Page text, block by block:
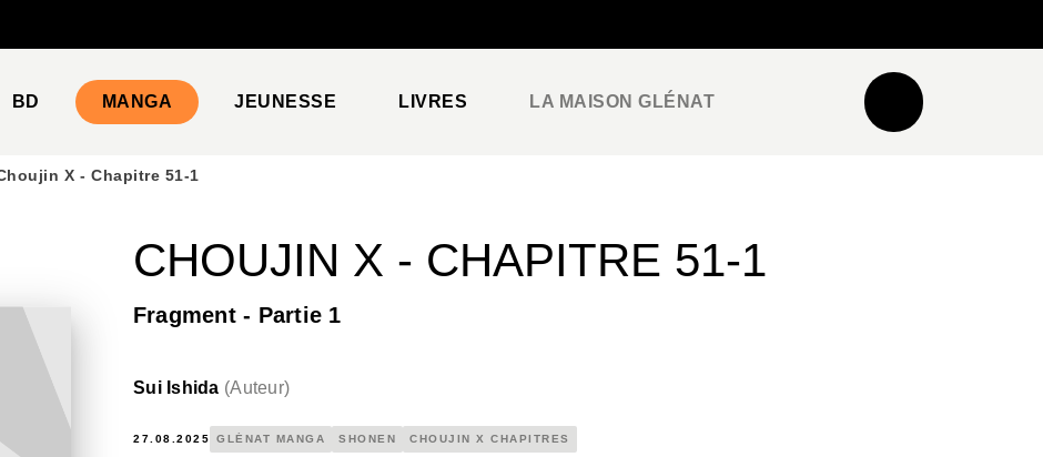
BD MANGA JEUNESSE LIVRES LA MAISON GLÉNAT
X - Chapitre 51-1
CHOUJIN X - CHAPITRE 51-1
Fragment - Partie 1
Sui Ishida (Auteur)
27.08.2025 GLÉNAT MANGA SHONEN CHOUJIN X CHAPITRES